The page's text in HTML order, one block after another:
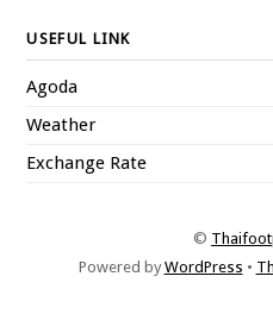
USEFUL LINK
Agoda
Weather
Exchange Rate
©
Powered byWordPress •